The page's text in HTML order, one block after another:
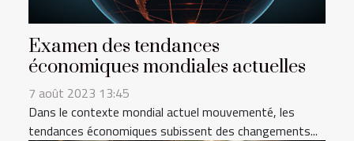
Examen des tendances
économiques mondiales actuelles
7 août 2023 13:45
Dans le contexte mondial actuel mouvementé, les
tendances économiques subissent des changements...